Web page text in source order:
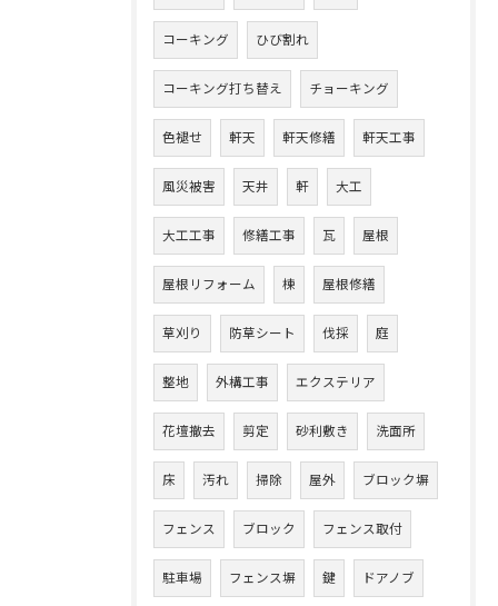
コーキング ひび割れ
コーキング打ち替え チョーキング
色褪せ 軒天 軒天修繕 軒天工事
風災被害 天井 軒 大工
大工工事 修繕工事 瓦 屋根
屋根リフォーム 棟 屋根修繕
草刈り 防草シート 伐採 庭
整地 外構工事 エクステリア
花壇撤去 剪定 砂利敷き 洗面所
床 汚れ 掃除 屋外 ブロック塀
フェンス ブロック フェンス取付
駐車場 フェンス塀 鍵 ドアノブ